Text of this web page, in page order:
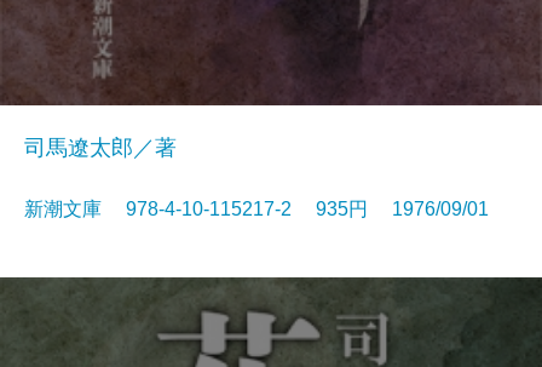
司馬遼太郎／著
新潮文庫 978-4-10-115217-2 935円 1976/09/01